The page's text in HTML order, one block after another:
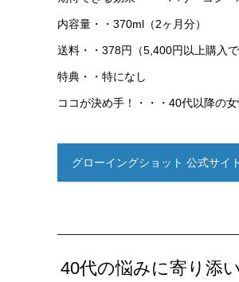
内容量・・370ml（2ヶ月分）
送料・・378円（5,400円以上購入で
特典・・特になし
ココが決め手！・・・40代以降の
グローイングショット 公式サイ
40代の悩みに寄り添